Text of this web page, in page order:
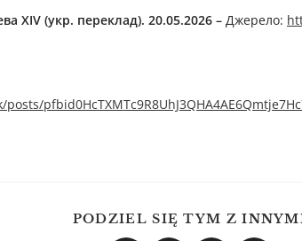
XIV (укр. переклад). 20.05.2026 – Джерелo:
PODZIEL SIĘ TYM Z